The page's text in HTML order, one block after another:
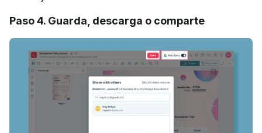
Paso 4. Guarda, descarga o comparte